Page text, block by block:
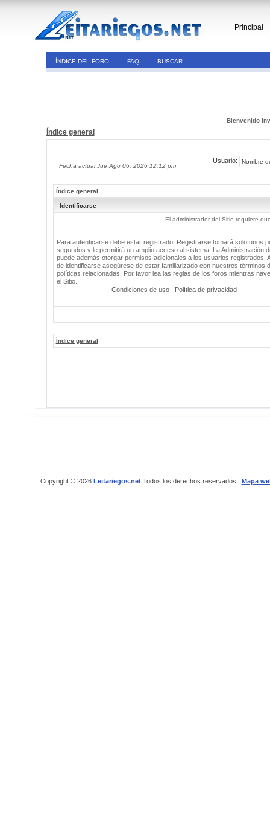
Principal
ÍNDICE DEL FORO FAQ BUSCAR
Bienvenido
Índice general
Fecha actual Jue Ago 06, 2026 12:12 pm
Usuario:
Índice general
Identificarse
El administrador del Sitio requiere
Para autenticarse debe estar registrado. Registrarse tomará solo unos
segundos y le permitirá un amplio acceso al sistema. La Administración
puede además otorgar permisos adicionales a los usuarios registrados.
de identificarse asegúrese de estar familiarizado con nuestros términos
políticas relacionadas. Por favor lea las reglas de los foros mientras
el Sitio.
Condiciones de uso | Política de privacidad
Índice general
Copyright © 2026 Leitariegos.netTodos los derechos reservados | Mapa